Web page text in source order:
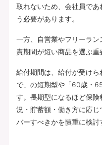
取れないため、会社員で
う必要があります。
一方、自営業やフリーラ
責期間が短い商品を選ぶ重
給付期間は、給付が受け
で」の短期型や「60歳・
す。長期型になるほど保
況・貯蓄額・働き方に応
バーすべきかを慎重に検討